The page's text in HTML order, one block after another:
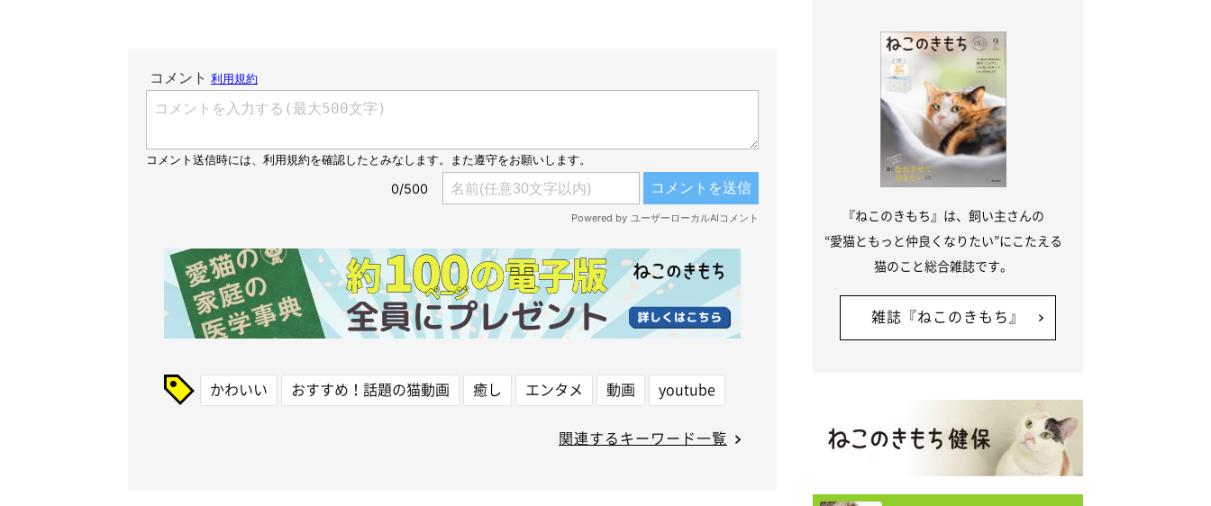
かわいい おすすめ！話題の猫動画 癒し エンタメ 動画 youtube
関連するキーワード一覧
『ねこのきもち』は、飼い主さんの
“愛猫ともっと仲良くなりたい”にこたえる
猫のこと総合雑誌です。
雑誌『ねこのきもち』